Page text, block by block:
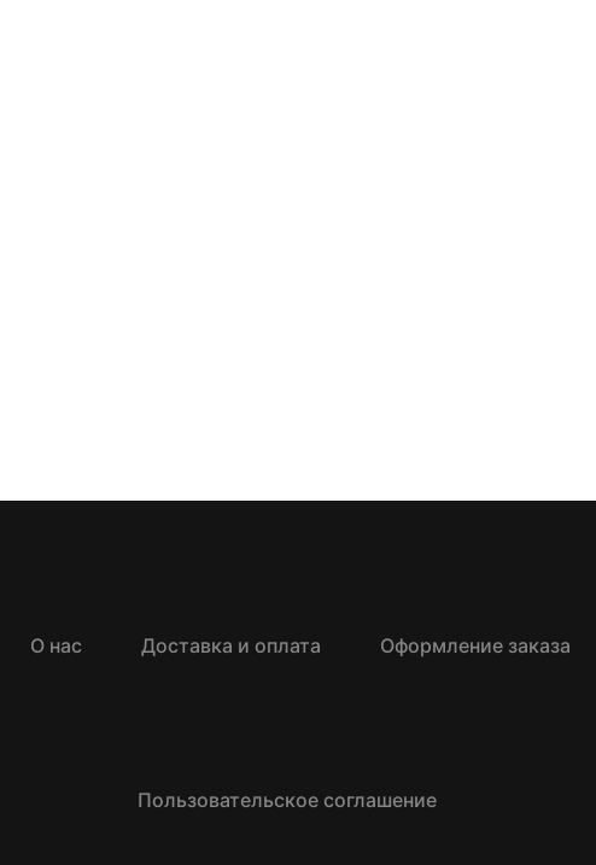
О нас Доставка и оплата Оформление заказа
Пользовательское соглашение